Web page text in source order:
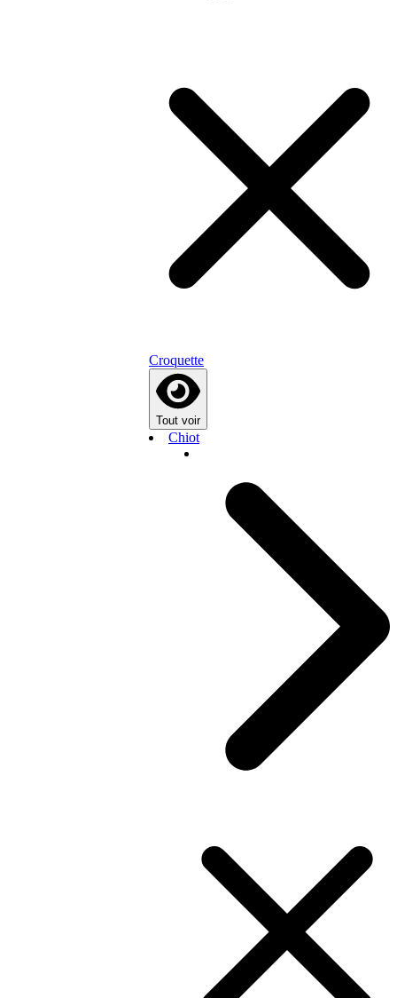
Croquette
Tout voir
Chiot